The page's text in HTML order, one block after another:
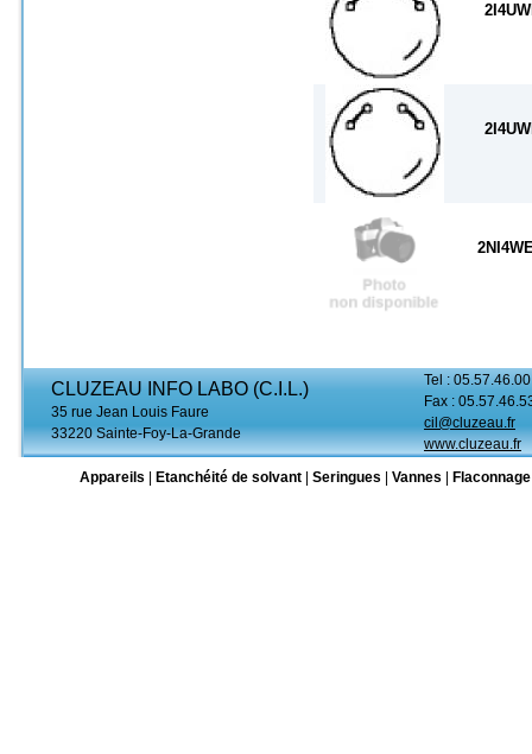
CLUZEAU INFO LABO (C.I.L.)
35 rue Jean Louis Faure
33220 Sainte-Foy-La-Grande
Tel :
Fax :
cil@cluzeau.fr
www.cluzeau.fr
Appareils
Etanchéité de solvant Seringues Vannes Flaconnage